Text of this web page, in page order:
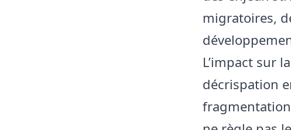
migratoires,
L’impact sur
décrispation